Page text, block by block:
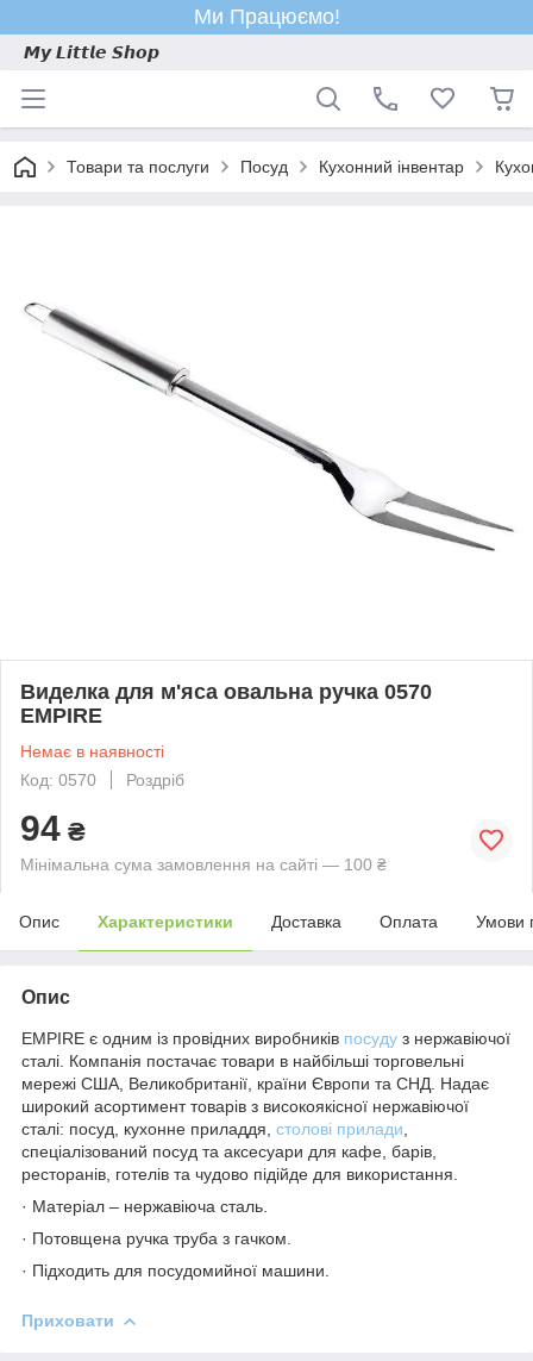
Ми Працюємо!
𝙈𝙮 𝙇𝙞𝙩𝙩𝙡𝙚 𝙎𝙝𝙤𝙥
Товари та послуги Посуд Кухонний інвентар
Виделка для м'яса овальна ручка 0570
EMPIRE
Немає в наявності
Код: 0570
Роздріб
94 ₴
Мінімальна сума замовлення на сайті — 100 ₴
Опис Характеристики Доставка Оплата Умови
Опис
EMPIRE є одним із провідних виробників посуду з нержавіючої
сталі. Компанія постачає товари в найбільші торговельні
мережі США, Великобританії, країни Європи та СНД. Надає
широкий асортимент товарів з високоякісної нержавіючої
сталі: посуд, кухонне приладдя, столові прилади
спеціалізований посуд та аксесуари для кафе, барів,
ресторанів, готелів та чудово підійде для використання.
· Матеріал – нержавіюча сталь.
· Потовщена ручка труба з гачком.
· Підходить для посудомийної машини.
Приховати